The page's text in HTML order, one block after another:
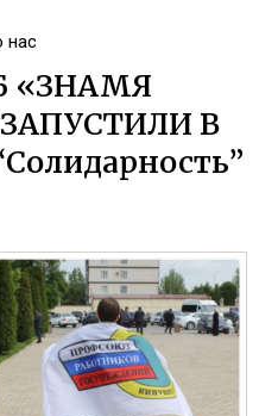
«ЗНАМЯ
В